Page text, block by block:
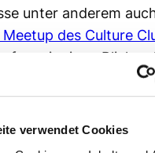
verwendet Cookies
unter anderem
des Culture
wir einen Blick auf
Jahr und
unserer Sicht, um
gemeinsam mit